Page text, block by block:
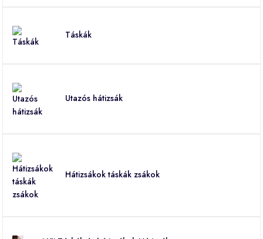
Táskák
Utazós hátizsák
Hátizsákok táskák zsákok